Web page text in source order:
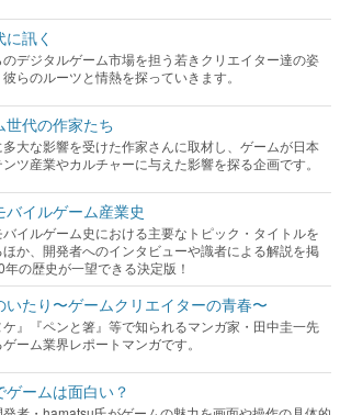
に訊く
のデジタルゲーム市場を担う若きクリエイター達の姿
らのルーツと情熱を探っていきます。
世代の作家たち
大な影響を受けた作家さんに取材し、ゲームが日本
ツ産業やカルチャーに与えた影響を探る企画です。
バイルゲーム産業史
バイルゲーム史における主要なトピック・タイトルを
か、開発者へのインタビューや識者による解説を掲
の歴史が一望できる決定版！
いたり〜ゲームクリエイターの青春〜
ケ』『ペンと箸』等で知られるマンガ家・田中圭一先
ーム業界レポートマンガです。
ゲームは面白い？